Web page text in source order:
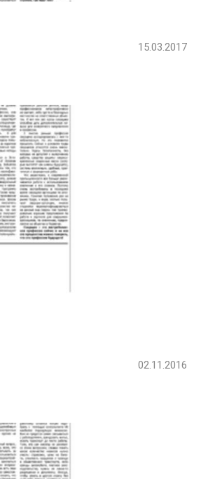
15.03.2017
02.11.2016